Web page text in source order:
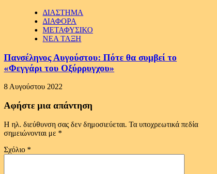
ΔΙΑΣΤΗΜΑ
ΔΙΑΦΟΡΑ
ΜΕΤΑΦΥΣΙΚΟ
ΝΕΑ ΤΑΞΗ
Πανσέληνος Αυγούστου: Πότε θα συμβεί το
«Φεγγάρι του Οξύρρυγχου»
8 Αυγούστου 2022
Αφήστε μια απάντηση
Η ηλ. διεύθυνση σας δεν δημοσιεύεται. Τα υποχρεωτικά πεδία
σημειώνονται με *
Σχόλιο *